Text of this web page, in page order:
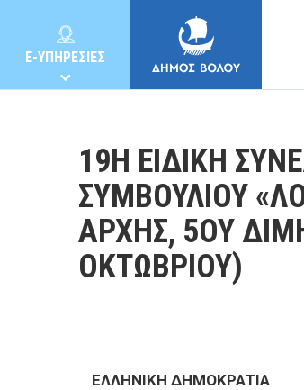
E-ΥΠΗΡΕΣΙΕΣ
19Η ΕΙΔΙΚΗ
ΣΥΜΒΟΥΛΙΟΥ
ΑΡΧΗΣ, 5ΟΥ
ΟΚΤΩΒΡΙΟΥ)
ΕΛΛΗΝΙΚΗ ΔΗΜΟΚΡΑΤΙΑ